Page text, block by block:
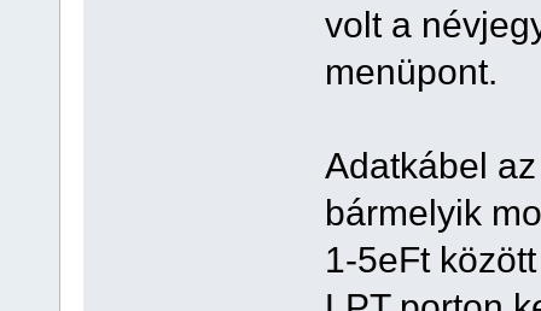
volt a
menüpont.
Adatkábel
bármelyik
1-5eFt